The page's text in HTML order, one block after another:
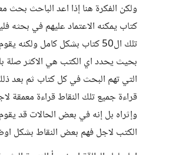
كتاب يمكنه الاعتماد عليهم في بحثه
تلك ال50 كتاب بشكل كامل
بحيث يحدد اي الكتب هي الاكثر صلة
التي تهم البحث في كل كتاب ثم بعد
قراءة جميع تلك النقاط قراءة معمقة
وإثراه بل إنه في بعض الحالات قد
الكتب لاجل فهم بعض النقاط بشكل